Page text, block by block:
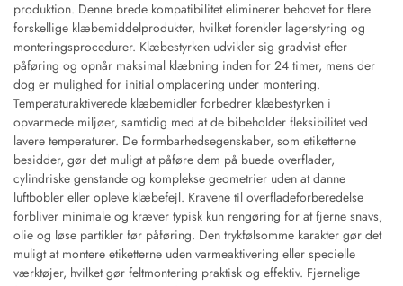
produktion. Denne brede kompatibilitet eliminerer behovet for flere
forskellige klæbemiddelprodukter, hvilket forenkler lagerstyring og
monteringsprocedurer. Klæbestyrken udvikler sig gradvist efter
påføring og opnår maksimal klæbning inden for 24 timer, mens der
dog er mulighed for initial omplacering under montering.
Temperaturaktiverede klæbemidler forbedrer klæbestyrken i
opvarmede miljøer, samtidig med at de bibeholder fleksibilitet ved
lavere temperaturer. De formbarhedsegenskaber, som etiketterne
besidder, gør det muligt at påføre dem på buede overflader,
cylindriske genstande og komplekse geometrier uden at danne
luftbobler eller opleve klæbefejl. Kravene til overfladeforberedelse
forbliver minimale og kræver typisk kun rengøring for at fjerne snavs,
olie og løse partikler før påføring. Den trykfølsomme karakter gør det
muligt at montere etiketterne uden varmeaktivering eller specielle
værktøjer, hvilket gør feltmontering praktisk og effektiv. Fjernelige